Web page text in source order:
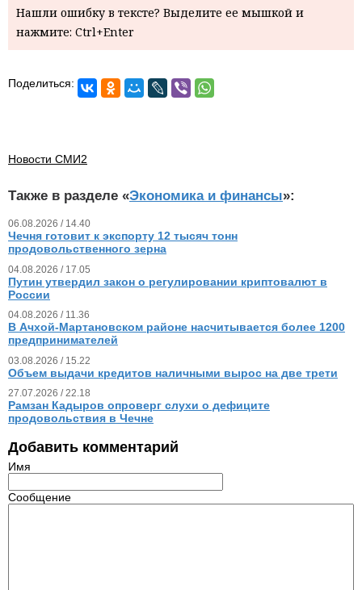
Нашли ошибку в тексте? Выделите ее мышкой и
нажмите: Ctrl+Enter
Поделиться:
Новости СМИ2
Также в разделе «Экономика и финансы»:
06.08.2026 / 14.40
Чечня готовит к экспорту 12 тысяч тонн
продовольственного зерна
04.08.2026 / 17.05
Путин утвердил закон о регулировании криптовалют в
России
04.08.2026 / 11.36
В Ачхой-Мартановском районе насчитывается более 1200
предпринимателей
03.08.2026 / 15.22
Объем выдачи кредитов наличными вырос на две трети
27.07.2026 / 22.18
Рамзан Кадыров опроверг слухи о дефиците
продовольствия в Чечне
Добавить комментарий
Имя
Сообщение